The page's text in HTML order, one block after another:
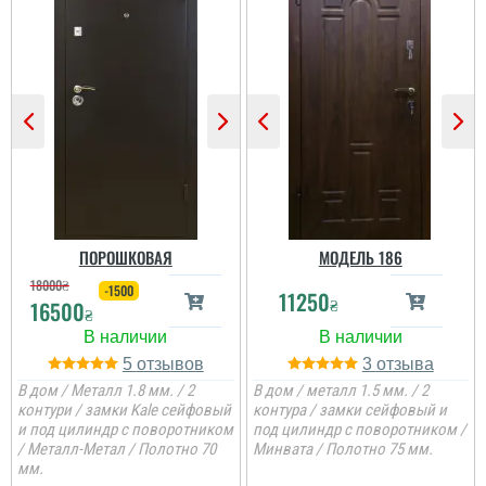
ок і оперативно...
Паша
Ольга
Андрій
Все добре, встановили і
заклали зверху проєм і
витяжку ми встановили,
ПОРОШКОВАЯ
18000₴
16500₴
-1500
5
В дом / Металл 1.8 мм. / 2
контури / замки Kale сейфовый
и под цилиндр с поворотником
/ Металл-Метал / Полотно 70
мм.
МОДЕЛЬ 186
11250₴
3
В дом / металл 1.5 мм. / 2
контура / замки сейфовый и
под цилиндр с поворотником /
Минвата / Полотно 75 мм.